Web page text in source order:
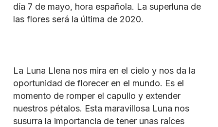
día 7 de mayo, hora española. La superluna de
las flores será la última de 2020.
La Luna Llena nos mira en el cielo y nos da la
oportunidad de florecer en el mundo. Es el
momento de romper el capullo y extender
nuestros pétalos. Esta maravillosa Luna nos
susurra la importancia de tener unas raíces